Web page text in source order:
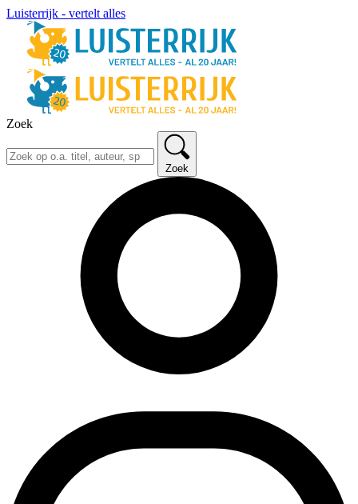
Luisterrijk - vertelt alles
Zoek
Zoek